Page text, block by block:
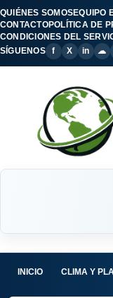
QUIÉNES SOMOSEQUIPO
CONTACTOPOLÍTICA DE
CONDICIONES DEL
SÍGUENOS
f X in ☁
INICIO CLIMA Y